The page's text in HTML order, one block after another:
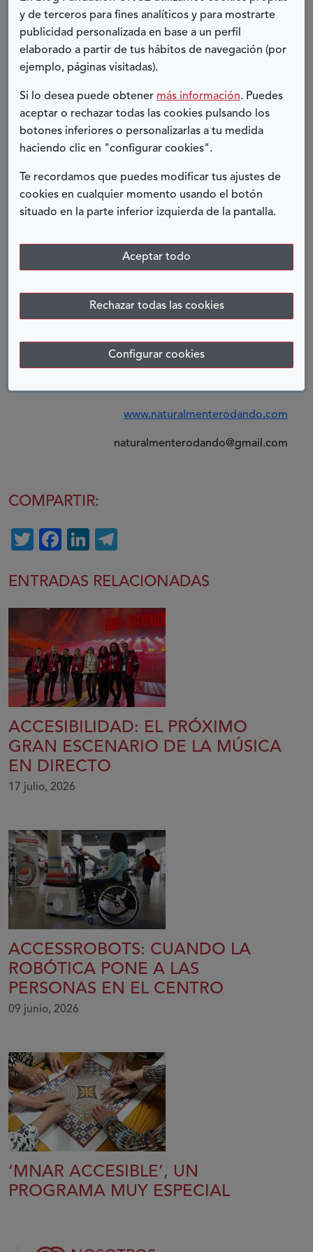
y de terceros para fines analíticos y para mostrarte
publicidad personalizada en base a un perfil
elaborado a partir de tus hábitos de navegación (por
ejemplo, páginas visitadas).
Si lo desea puede obtener más información. Puedes
aceptar o rechazar todas las cookies pulsando los
botones inferiores o personalizarlas a tu medida
haciendo clic en "configurar cookies".
Te recordamos que puedes modificar tus ajustes de
cookies en cualquier momento usando el botón
situado en la parte inferior izquierda de la pantalla.
Aceptar todo
Rechazar todas las cookies
Configurar cookies
ornitología. En los pirineos, además del mencionado,
Aigüestortes i l´Estany de Sant Maurici dotado de
infraestructuras inclusivas para recorrer las cumbres de
España. Al oeste, Monfragüe también alta montaña,
para observar buitres y cigüeñas negras que allí anidan.
Nuestros parques van siendo más inclusivos y
democráticos, pero aún quedan tareas pendientes.
objetivo de la plena inclusión, permite que las
personas con discapacidad se puedan emboscar para
aprender las biodiversas lecciones, que nuestros PNs
conscientes y rica en valores.
María José Aguilar Carrasco
PhD.c. Universitat Politècnica de València
Accesibilidad Universal a los Espacios Naturales
www.naturalmenterodando.com
naturalmenterodando@gmail.com
COMPARTIR:
TwitterFacebook
LinkedIn
ENTRADAS RELACIONADAS
ACCESIBILIDAD: EL PRÓXIMO
GRAN ESCENARIO DE LA MÚSICA
EN DIRECTO
17 julio, 2026
ACCESSROBOTS: CUANDO LA
ROBÓTICA PONE A LAS
PERSONAS EN EL CENTRO
09 junio, 2026
‘MNAR ACCESIBLE’, UN
PROGRAMA MUY ESPECIAL